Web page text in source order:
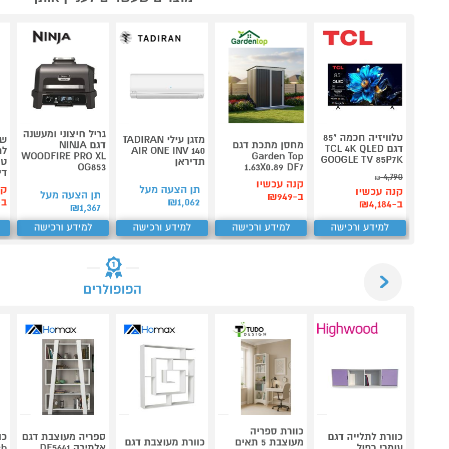
טלוויזיה חכמה "85
דגם TCL 4K QLED
GOOGLE TV 85P7K
4,790
₪
קנה עכשיו
ב-₪4,184
למידע ורכישה
מחסן מתכת דגם
Garden Top
1.63X0.89 DF7
קנה עכשיו
ב-₪949
למידע ורכישה
מזגן עילי TADIRAN
AIR ONE INV 140
תדיראן
תן הצעה מעל
1,062
₪
למידע ורכישה
גריל חיצוני ומעשנה
דגם NINJA
WOODFIRE PRO XL
OG853
תן הצעה מעל
1,367
₪
למידע ורכישה
ב-
הפופולרים
כוורת לתלייה דגם
כוורת ספריה
מעוצבת 5 תאים
כוורת מעוצבת דגם
ספריה מעוצבת דגם